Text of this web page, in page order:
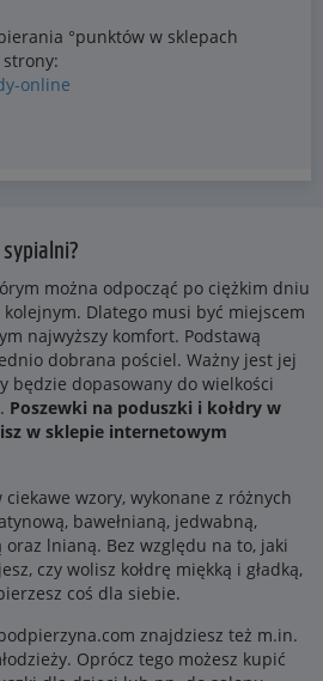
można odpocząć po ciężkim dniu
Dlatego musi być miejscem
najwyższy komfort. Podstawą
dobrana pościel. Ważny jest jej
będzie dopasowany do wielkości
Poszewki na poduszki i kołdry w
w sklepie internetowym
wzory, wykonane z różnych
bawełnianą, jedwabną,
oraz lnianą. Bez względu na to, jaki
czy wolisz kołdrę miękką i gładką,
coś dla siebie.
znajdziesz też m.in.
Oprócz tego możesz kupić